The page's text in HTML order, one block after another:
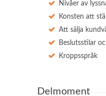
Nivåer av
Konsten att
Att sälja
Beslutsstilar
Kroppsspråk
Delmoment